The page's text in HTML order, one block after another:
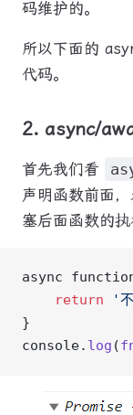
码维护的。
所以下面的
代码。
2. async/
首先我们看
声明函数前面
塞后面函数的执
async
    return
'
}
console. log (